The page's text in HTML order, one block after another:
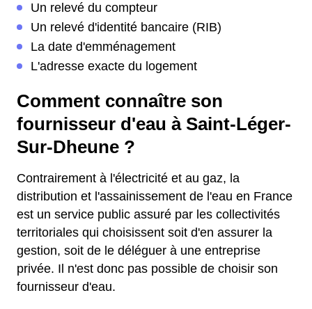
Un relevé du compteur
Un relevé d'identité bancaire (RIB)
La date d'emménagement
L'adresse exacte du logement
Comment connaître son
fournisseur d'eau à Saint-Léger-
Sur-Dheune ?
Contrairement à l'électricité et au gaz, la
distribution et l'assainissement de l'eau en France
est un service public assuré par les collectivités
territoriales qui choisissent soit d'en assurer la
gestion, soit de le déléguer à une entreprise
privée. Il n'est donc pas possible de choisir son
fournisseur d'eau.